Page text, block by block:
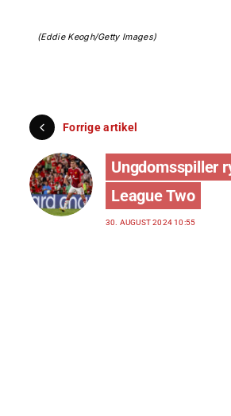
(Eddie Keogh/Getty Images)
Forrige artikel
Ungdomsspiller
League Two
30. AUGUST 2024 10:55